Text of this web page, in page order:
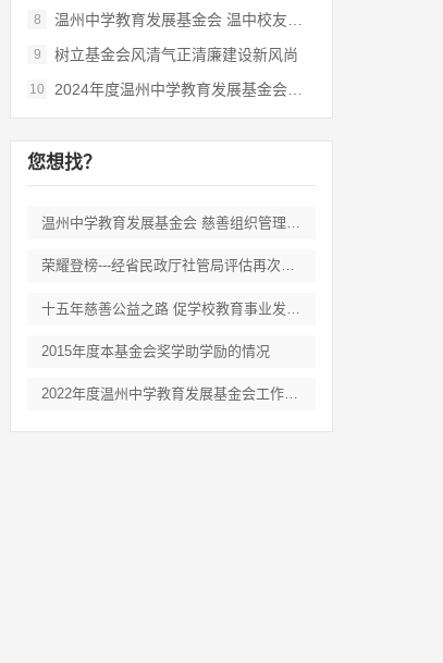
8 温州中学教育发展基金会 温中校友会合作经…
9 树立基金会风清气正清廉建设新风尚
10 2024年度温州中学教育发展基金会的工作计划…
您想找？
荣耀登榜---经省民政厅社管局评估再次获得…
十五年慈善公益之路 促学校教育事业发…
2015年度本基金会奖学助学励的情况
2022年度温州中学教育发展基金会工作总结